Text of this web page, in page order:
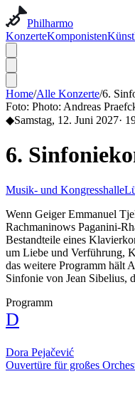
Philharmo
KonzerteKomponisten
Home/Alle Konzerte/6.
Foto: Photo: Andreas
◆Samstag, 12. Juni 2027·
6.
Musik- und Kongresshalle
Wenn Geiger Emmanuel
Rachmaninows Paganini-
Bestandteile eines
um Liebe und Verführung,
das weitere Programm hält
Sinfonie von Jean Sibelius,
Programm
D
Dora Pejačević
Ouvertüre für großes